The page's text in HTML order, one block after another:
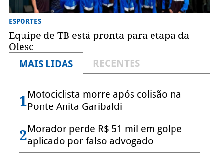
ESPORTES
Equipe de TB está pronta para etapa da
Olesc
MAIS LIDAS
RECENTES
1Motociclista morre após colisão na
Ponte Anita Garibaldi
2Morador perde R$ 51 mil em golpe
aplicado por falso advogado